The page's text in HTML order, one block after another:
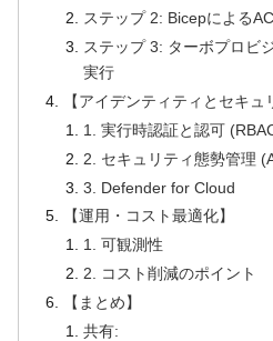
ステップ 2: Bicepによる
ステップ 3: ターボプロビ
実行
【アイデンティティとセキュ
1. 実行時認証と認可
2. セキュリティ態勢管理
3. Defender for Cloud
【運用・コスト最適化】
1. 可観測性
2. コスト削減のポイント
【まとめ】
共有: